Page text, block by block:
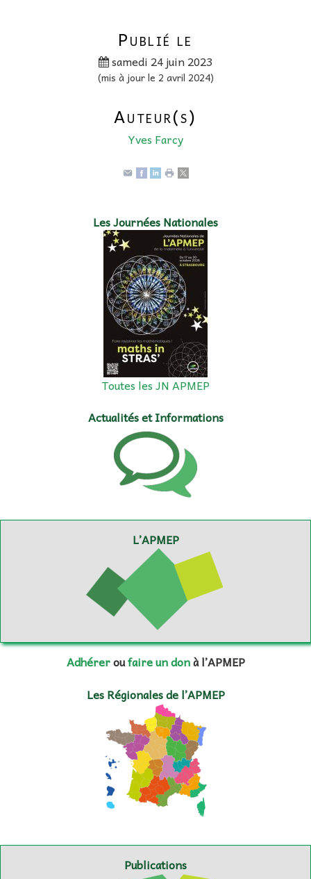
Publié le
samedi 24 juin 2023
(mis à jour le 2 avril 2024)
Auteur(s)
Yves Farcy
Les Journées Nationales
Toutes les JN APMEP
Actualités et Informations
L’APMEP
Adhéreroufaire un donà l’APMEP
Les Régionales de l’APMEP
Publications